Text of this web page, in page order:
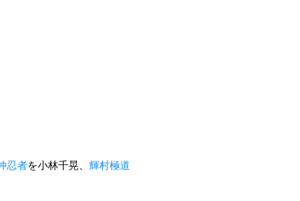
忍者を小林千晃、 輝村極道